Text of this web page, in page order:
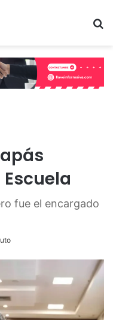
fue el encargado